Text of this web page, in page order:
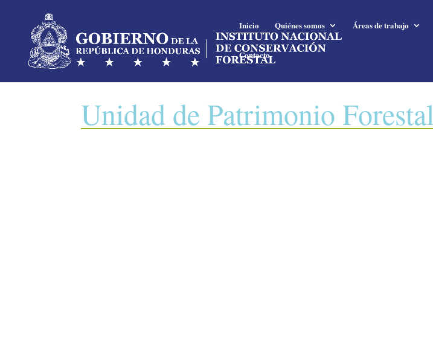
Inicio Quiénes somos Áreas de trabajo
Contacto
Unidad de Patrimonio Forestal